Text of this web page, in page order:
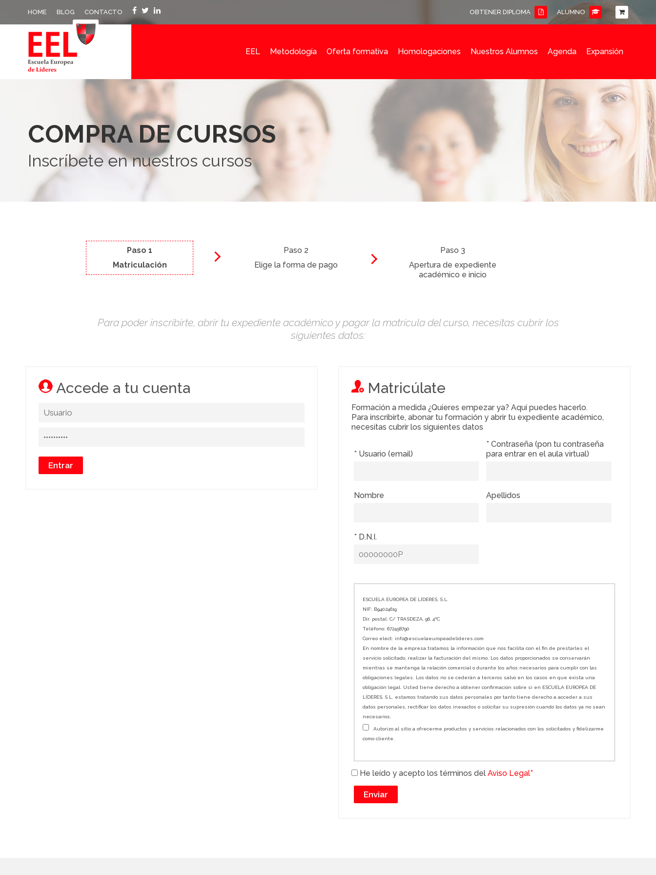
HOME BLOG CONTACTO OBTENER DIPLOMA ALUMNO
EEL Metodología Oferta formativa Homologaciones Nuestros Alumnos Agenda Expansión
COMPRA DE CURSOS
Inscríbete en nuestros cursos
Paso 1
Matriculación
Paso 2
Elige la forma de pago
Paso 3
Apertura de expediente
académico e inicio
Para poder inscribirte, abrir tu expediente académico y pagar la matrícula del curso, necesitas cubrir los
siguientes datos:
Accede a tu cuenta Matricúlate
Formación a medida ¿Quieres empezar ya? Aquí puedes hacerlo.
Para inscribirte, abonar tu formación y abrir tu expediente académico,
necesitas cubrir los siguientes datos
* Usuario (email)
* Contraseña (pon tu contraseña
para entrar en el aula virtual)
Nombre Apellidos
* D.N.I.
ESCUELA EUROPEA DE LÍDERES, S.L.
NIF: B94024619
Dir. postal: C/ TRASDEZA, 96, 4ºC
Teléfono: 672458790
Correo elect: info@escuelaeuropeadelideres.com
En nombre de la empresa tratamos la información que nos facilita con el fin de prestarles el
servicio solicitado, realizar la facturación del mismo. Los datos proporcionados se conservarán
mientras se mantenga la relación comercial o durante los años necesarios para cumplir con las
obligaciones legales. Los datos no se cederán a terceros salvo en los casos en que exista una
obligación legal. Usted tiene derecho a obtener confirmación sobre si en ESCUELA EUROPEA DE
LÍDERES, S.L. estamos tratando sus datos personales por tanto tiene derecho a acceder a sus
datos personales, rectificar los datos inexactos o solicitar su supresión cuando los datos ya no sean
necesarios.
Autorizo al sitio a ofrecerme productos y servicios relacionados con los solicitados y fidelizarme
como cliente.
He leído y acepto los términos delAviso Legal*